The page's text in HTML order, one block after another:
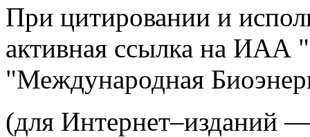
При цитировании и
активная ссылка на
"Международная
(для Интернет–изданий